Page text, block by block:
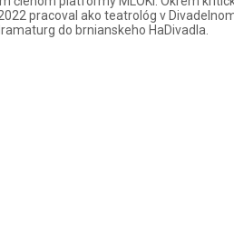
pracoval ako teatrológ v
do brnianskeho HaDivadla.